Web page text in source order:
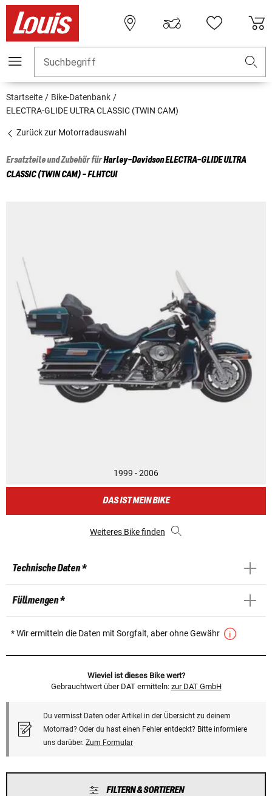
Suchbegriff
Startseite
Bike-Datenbank
ELECTRA-GLIDE ULTRA CLASSIC (TWIN CAM)
Zurück zur Motorradauswahl
Ersatzteile und Zubehör fürHarley-DavidsonELECTRA-GLIDE ULTRA
CLASSIC (TWIN CAM) - FLHTCUI
1999 - 2006
DAS IST MEIN BIKE
Weiteres Bike finden
Technische Daten *
Füllmengen *
* Wir ermitteln die Daten mit Sorgfalt, aber ohne Gewähr
Wieviel ist dieses Bike wert?
Gebrauchtwert über DAT ermitteln: zur DAT GmbH
Du vermisst Daten oder Artikel in der Übersicht zu deinem
Motorrad? Oder du hast einen Fehler entdeckt? Bitte informiere
uns darüber. Zum Formular
FILTERN & SORTIEREN